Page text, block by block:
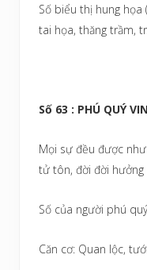
Số biểu thị hung họa
tai họa, thăng trầm,
Số 63 : PHÚ QUÝ
Mọi sự đều được
tử tôn, đời đời hưởng
Số của người phú
Căn cơ: Quan lộc,